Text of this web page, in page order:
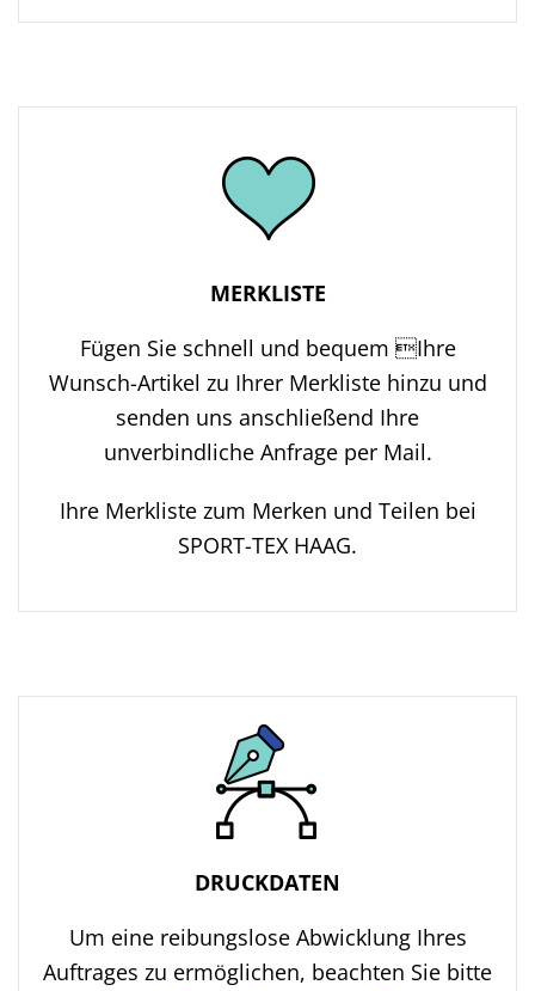
MERKLISTE
Fügen Sie schnell und bequem Ihre
Wunsch-Artikel zu Ihrer Merkliste hinzu und
senden uns anschließend Ihre
unverbindliche Anfrage per Mail.
Ihre Merkliste zum Merken und Teilen bei
SPORT-TEX HAAG.
DRUCKDATEN
Um eine reibungslose Abwicklung Ihres
Auftrages zu ermöglichen, beachten Sie bitte